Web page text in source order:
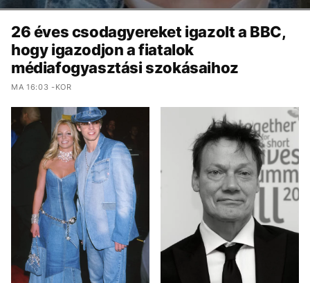
26 éves csodagyereket igazolt a BBC,
hogy igazodjon a fiatalok
médiafogyasztási szokásaihoz
MA 16:03 -KOR